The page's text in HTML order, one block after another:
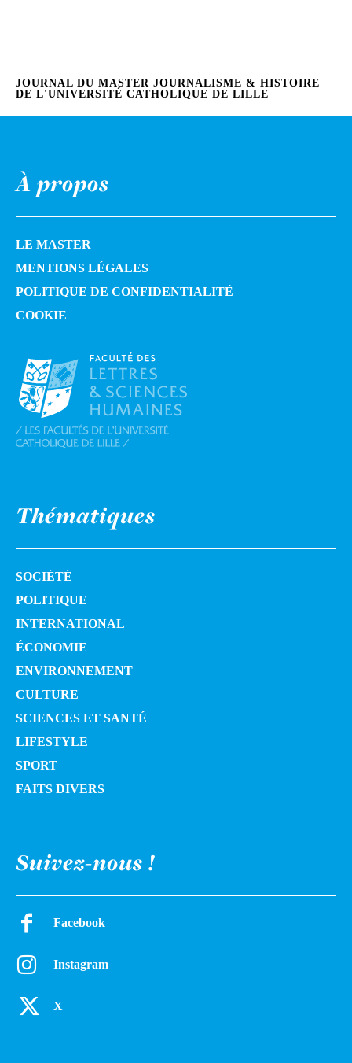
JOURNAL DU MASTER JOURNALISME & HISTOIRE
DE L'UNIVERSITÉ CATHOLIQUE DE LILLE
À propos
LE MASTER
MENTIONS LÉGALES
POLITIQUE DE CONFIDENTIALITÉ
COOKIE
Thématiques
SOCIÉTÉ
POLITIQUE
INTERNATIONAL
ÉCONOMIE
ENVIRONNEMENT
CULTURE
SCIENCES ET SANTÉ
LIFESTYLE
SPORT
FAITS DIVERS
Suivez-nous !
Facebook
Instagram
X